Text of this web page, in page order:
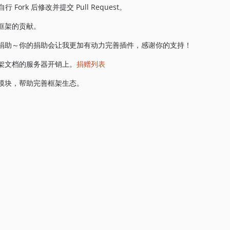
Fork 后修改并提交 Pull Request。
的贡献。
～你的捐助会让我更加有动力完善插件，感谢你的支持！
档的服务器开销上。 捐赠列表
，帮助完善框架生态。